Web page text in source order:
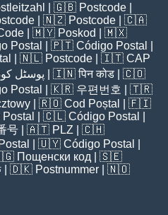
| 🇬🇧 Postcode
| 🇳🇿 Postcode | 🇨🇦
| 🇲🇾 Poskod
| 🇲🇽
Postal | 🇵🇹 Código Postal
| 🇳🇱 Postcode | 🇮🇹 CAP
پوسٹل | 🇮🇳पिन कोड | 🇨🇴
Postal | 🇰🇷 우편번호
| 🇹🇷
| 🇷🇴 Cod Poștal
| 🇫🇮
| 🇨🇱 Código Postal
号 | 🇦🇹 PLZ | 🇨🇭
| 🇺🇾 Código Postal
Пощенски код | 🇸🇪
| 🇩🇰 Postnummer | 🇳🇴